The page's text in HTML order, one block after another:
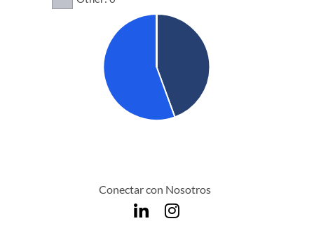
Conectar con Nosotros